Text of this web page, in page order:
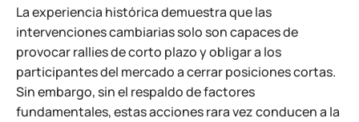
La experiencia histórica demuestra que las
intervenciones cambiarias solo son capaces de
provocar rallies de corto plazo y obligar a los
participantes del mercado a cerrar posiciones cortas.
Sin embargo, sin el respaldo de factores
fundamentales, estas acciones rara vez conducen a la